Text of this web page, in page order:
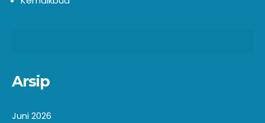
Arsip
Juni 2026